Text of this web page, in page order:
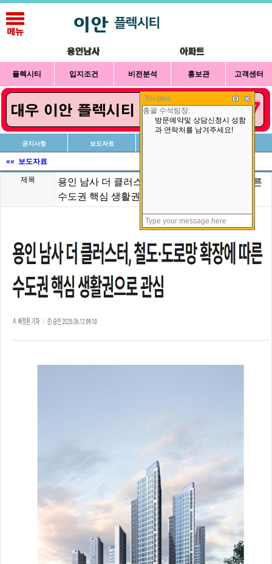
플렉시티 입지조건 비전분석 홍보관 고객센터
공지사항 보도자료
«« 보도자료
제목
용인 남사 더 클러스터, 철도·도로망 확장에 따른
수도권 핵심 생활권으로 관심
Tocplus